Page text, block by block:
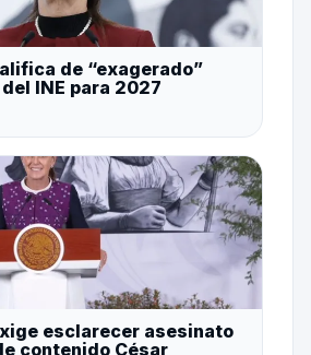
de “exagerado”
INE para 2027
esclarecer asesinato
contenido César